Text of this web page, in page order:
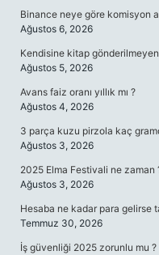
Binance neye göre komisyon
Ağustos 6, 2026
Kendisine kitap
Ağustos 5, 2026
Avans faiz oranı yıllık mı ?
Ağustos 4, 2026
3 parça kuzu pirzola kaç
Ağustos 3, 2026
2025 Elma Festivali ne zaman
Ağustos 3, 2026
Hesaba ne kadar para gelirse
Temmuz 30, 2026
İş güvenliği 2025 zorunlu mu ?